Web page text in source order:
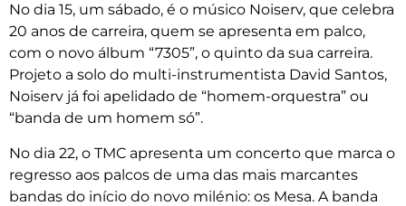
No dia 15, um sábado, é o músico Noiserv, que celebra
20 anos de carreira, quem se apresenta em palco,
com o novo álbum “7305”, o quinto da sua carreira.
Projeto a solo do multi-instrumentista David Santos,
Noiserv já foi apelidado de “homem-orquestra” ou
“banda de um homem só”.
No dia 22, o TMC apresenta um concerto que marca o
regresso aos palcos de uma das mais marcantes
bandas do início do novo milénio: os Mesa. A banda